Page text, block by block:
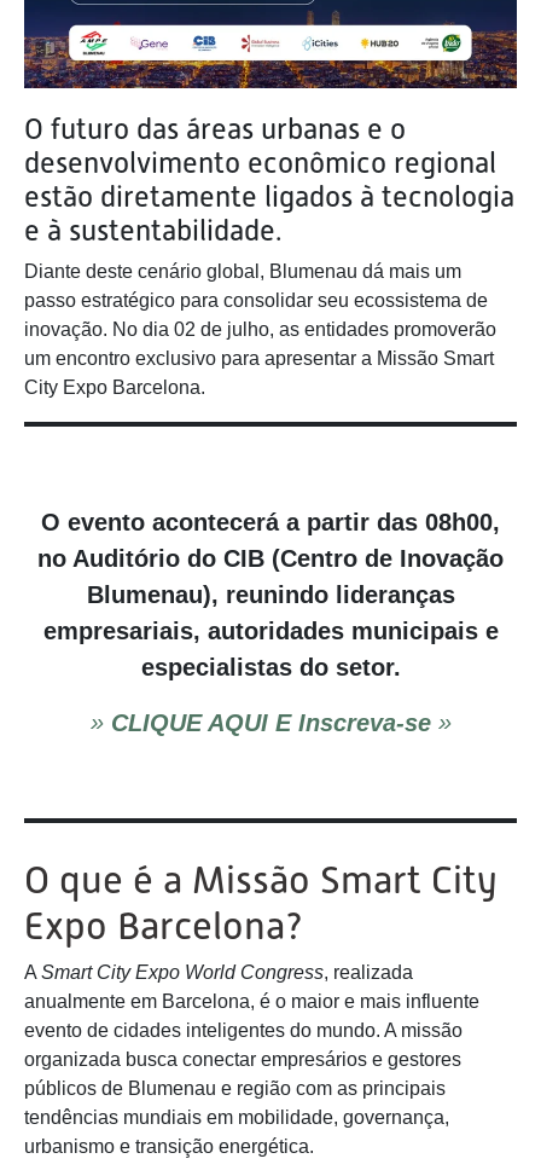
O futuro das áreas urbanas e o
desenvolvimento econômico regional
estão diretamente ligados à tecnologia
e à sustentabilidade.
Diante deste cenário global, Blumenau dá mais um
passo estratégico para consolidar seu ecossistema de
inovação. No dia 02 de julho, as entidades promoverão
um encontro exclusivo para apresentar a Missão Smart
City Expo Barcelona.
O evento acontecerá a partir das 08h00,
no Auditório do CIB (Centro de Inovação
Blumenau), reunindo lideranças
empresariais, autoridades municipais e
especialistas do setor.
» CLIQUE AQUI E Inscreva-se»
O que é a Missão Smart City
Expo Barcelona?
A Smart City Expo World Congress, realizada
anualmente em Barcelona, é o maior e mais influente
evento de cidades inteligentes do mundo. A missão
organizada busca conectar empresários e gestores
públicos de Blumenau e região com as principais
tendências mundiais em mobilidade, governança,
urbanismo e transição energética.